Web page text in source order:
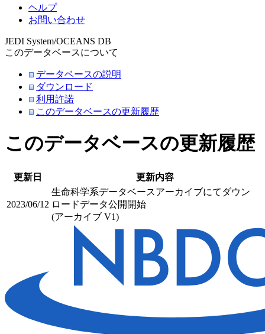
ヘルプ
お問い合わせ
JEDI System/OCEANS DB
このデータベースについて
データベースの説明
ダウンロード
利用許諾
このデータベースの更新履歴
このデータベースの更新履歴
更新日 更新内容
2023/06/12
生命科学系データベースアーカイブにてダウン
ロードデータ公開開始
(アーカイブ V1)